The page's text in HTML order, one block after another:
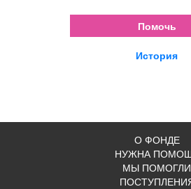
Помочь
История
О ФОНДЕ
НУЖНА
МЫ ПОМОГЛИ